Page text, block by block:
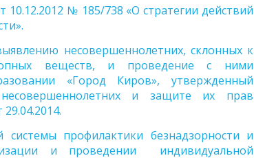
№ 185/738 «О стратегии действий
несовершеннолетних, склонных к
веществ, и проведение с ними
«Город Киров», утвержденный
и защите их прав
профилактики безнадзорности и
и проведении индивидуальной